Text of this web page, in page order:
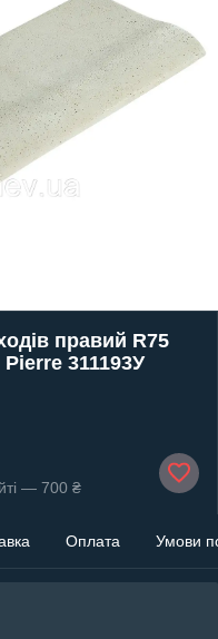
правий R75
311193У
— 700 ₴
Оплата Умови